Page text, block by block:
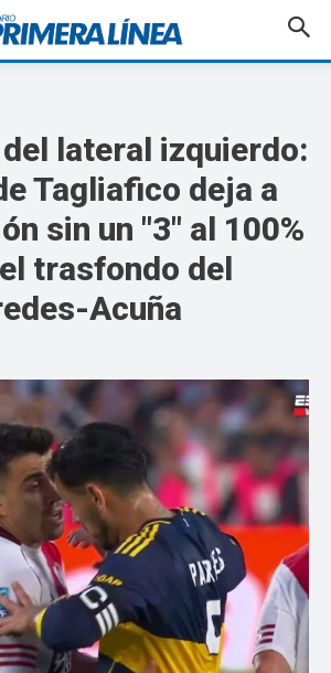
lateral izquierdo:
Tagliafico deja a
sin un "3" al 100%
trasfondo del
Acuña